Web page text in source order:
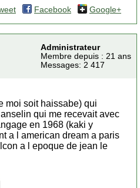
Facebook Google+
Administrateur
Membre depuis : 21 ans
Messages: 2 417
moi soit haissabe) qui
qui me recevait avec
en 1968 (kaki y
a l american dream a paris
a l epoque de jean le